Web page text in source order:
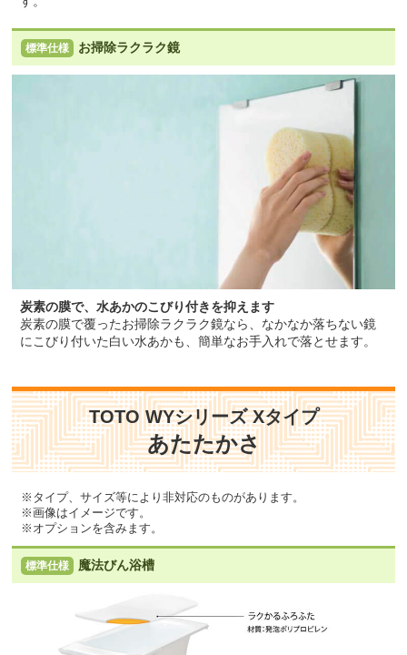
標準仕様 お掃除ラクラク鏡
炭素の膜で、水あかのこびり付きを抑えます
炭素の膜で覆ったお掃除ラクラク鏡なら、なかなか落ちない鏡
にこびり付いた白い水あかも、簡単なお手入れで落とせます。
TOTO WYシリーズ Xタイプ
あたたかさ
※タイプ、サイズ等により非対応のものがあります。
※画像はイメージです。
※オプションを含みます。
標準仕様 魔法びん浴槽